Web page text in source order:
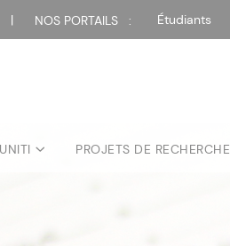
NOS PORTAILS : Étudiants
UNITI PROJETS DE RECHERCHE